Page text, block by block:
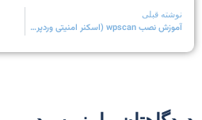
نوشته قبلی
آموزش نصب wpscan (اسکنر امنیتی وردپرس)